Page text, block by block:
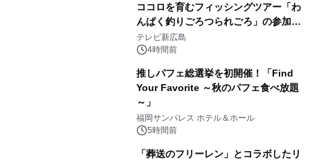
ココロを育むフィッシングツアー「わ
んぱく釣りごろつられごろ」の参加小
学生を募集
テレビ新広島
4時間前
推しパフェ総選挙を初開催！「Find
Your Favorite ～秋のパフェ食べ放題
～」
福岡サンパレス ホテル＆ホール
5時間前
「葬送のフリーレン」とコラボしたリ